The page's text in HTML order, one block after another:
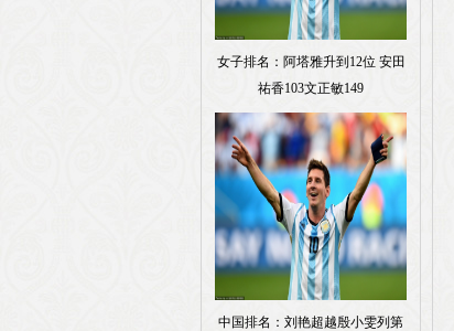
女子排名：阿塔雅升到12位 安田
祐香103文正敏149
中国排名：刘艳超越殷小雯列第